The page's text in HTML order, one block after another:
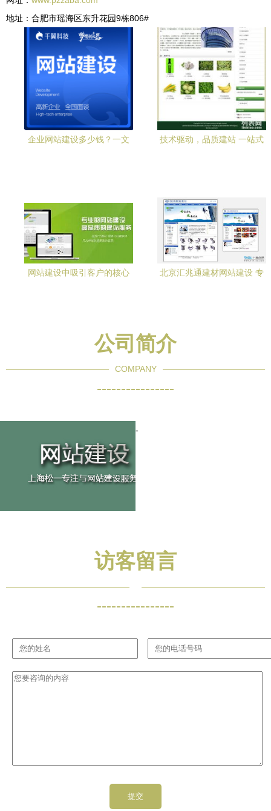
地址：合肥市瑶海区东升花园9栋806#
企业网站建设多少钱？一文
技术驱动，品质建站 一站式
网站建设中吸引客户的核心
北京汇兆通建材网站建设 专
公司简介
COMPANY
----------------
-
访客留言
----------------